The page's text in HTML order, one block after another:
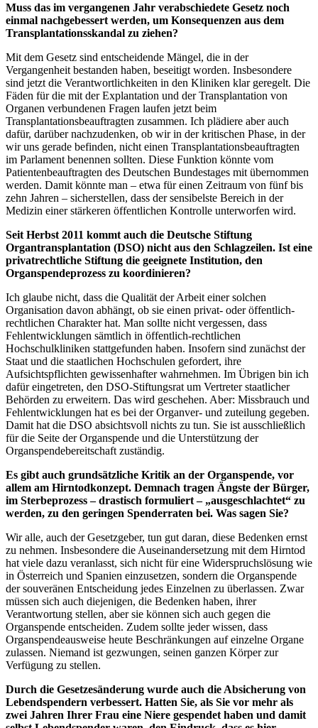
Muss das im vergangenen Jahr verabschiedete Gesetz noch
einmal nachgebessert werden, um Konsequenzen aus dem
Transplantationsskandal zu ziehen?
Mit dem Gesetz sind entscheidende Mängel, die in der
Vergangenheit bestanden haben, beseitigt worden. Insbesondere
sind jetzt die Verantwortlichkeiten in den Kliniken klar geregelt. Die
Fäden für die mit der Explantation und der Transplantation von
Organen verbundenen Fragen laufen jetzt beim
Transplantationsbeauftragten zusammen. Ich plädiere aber auch
dafür, darüber nachzudenken, ob wir in der kritischen Phase, in der
wir uns gerade befinden, nicht einen Transplantationsbeauftragten
im Parlament benennen sollten. Diese Funktion könnte vom
Patientenbeauftragten des Deutschen Bundestages mit übernommen
werden. Damit könnte man – etwa für einen Zeitraum von fünf bis
zehn Jahren – sicherstellen, dass der sensibelste Bereich in der
Medizin einer stärkeren öffentlichen Kontrolle unterworfen wird.
Seit Herbst 2011 kommt auch die Deutsche Stiftung
Organtransplantation (DSO) nicht aus den Schlagzeilen. Ist eine
privatrechtliche Stiftung die geeignete Institution, den
Organspendeprozess zu koordinieren?
Ich glaube nicht, dass die Qualität der Arbeit einer solchen
Organisation davon abhängt, ob sie einen privat- oder öffentlich-
rechtlichen Charakter hat. Man sollte nicht vergessen, dass
Fehlentwicklungen sämtlich in öffentlich-rechtlichen
Hochschulkliniken stattgefunden haben. Insofern sind zunächst der
Staat und die staatlichen Hochschulen gefordert, ihre
Aufsichtspflichten gewissenhafter wahrnehmen. Im Übrigen bin ich
dafür eingetreten, den DSO-Stiftungsrat um Vertreter staatlicher
Behörden zu erweitern. Das wird geschehen. Aber: Missbrauch und
Fehlentwicklungen hat es bei der Organver- und zuteilung gegeben.
Damit hat die DSO absichtsvoll nichts zu tun. Sie ist ausschließlich
für die Seite der Organspende und die Unterstützung der
Organspendebereitschaft zuständig.
Es gibt auch grundsätzliche Kritik an der Organspende, vor
allem am Hirntodkonzept. Demnach tragen Ängste der Bürger,
im Sterbeprozess – drastisch formuliert – „ausgeschlachtet“ zu
werden, zu den geringen Spenderraten bei. Was sagen Sie?
Wir alle, auch der Gesetzgeber, tun gut daran, diese Bedenken ernst
zu nehmen. Insbesondere die Auseinandersetzung mit dem Hirntod
hat viele dazu veranlasst, sich nicht für eine Widerspruchslösung wie
in Österreich und Spanien einzusetzen, sondern die Organspende
der souveränen Entscheidung jedes Einzelnen zu überlassen. Zwar
müssen sich auch diejenigen, die Bedenken haben, ihrer
Verantwortung stellen, aber sie können sich auch gegen die
Organspende entscheiden. Zudem sollte jeder wissen, dass
Organspendeausweise heute Beschränkungen auf einzelne Organe
zulassen. Niemand ist gezwungen, seinen ganzen Körper zur
Verfügung zu stellen.
Durch die Gesetzesänderung wurde auch die Absicherung von
Lebendspendern verbessert. Hatten Sie, als Sie vor mehr als
zwei Jahren Ihrer Frau eine Niere gespendet haben und damit